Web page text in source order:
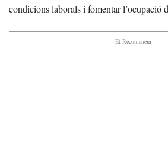
condicions laborals i fomentar l’ocupació
- Et Recomanem -